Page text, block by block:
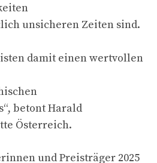
unsicheren Zeiten sind.
damit einen wertvollen
betont Harald
Österreich.
und Preisträger 2025